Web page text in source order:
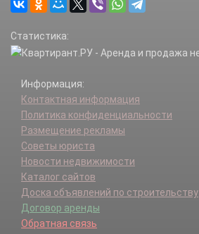
Статистика:
Информация:
Контактная информация
Политика конфиденциальности
Размещение рекламы
Советы юриста
Новости недвижимости
Каталог сайтов
Доска объявлений по строительству
Договор аренды
Обратная связь